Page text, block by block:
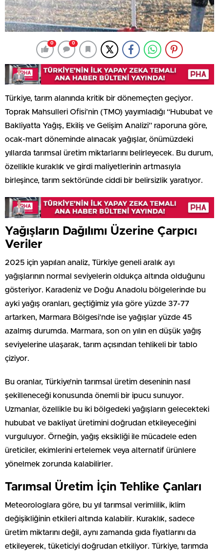
0 0
Türkiye, tarım alanında kritik bir dönemeçten geçiyor.
Toprak Mahsulleri Ofisi’nin (TMO) yayımladığı “Hububat ve
Bakliyatta Yağış, Ekiliş ve Gelişim Analizi” raporuna göre,
ocak-mart döneminde alınacak yağışlar, önümüzdeki
yıllarda tarımsal üretim miktarlarını belirleyecek. Bu durum,
özellikle kuraklık ve girdi maliyetlerinin artmasıyla
birleşince, tarım sektöründe ciddi bir belirsizlik yaratıyor.
Yağışların Dağılımı Üzerine Çarpıcı
Veriler
2025 için yapılan analiz, Türkiye geneli aralık ayı
yağışlarının normal seviyelerin oldukça altında olduğunu
gösteriyor. Karadeniz ve Doğu Anadolu bölgelerinde bu
ayki yağış oranları, geçtiğimiz yıla göre yüzde 37-77
artarken, Marmara Bölgesi’nde ise yağışlar yüzde 45
azalmış durumda. Marmara, son on yılın en düşük yağış
seviyelerine ulaşarak, tarım açısından tehlikeli bir tablo
çiziyor.
Bu oranlar, Türkiye’nin tarımsal üretim deseninin nasıl
şekilleneceği konusunda önemli bir ipucu sunuyor.
Uzmanlar, özellikle bu iki bölgedeki yağışların gelecekteki
hububat ve bakliyat üretimini doğrudan etkileyeceğini
vurguluyor. Örneğin, yağış eksikliği ile mücadele eden
üreticiler, ekimlerini ertelemek veya alternatif ürünlere
yönelmek zorunda kalabilirler.
Tarımsal Üretim İçin Tehlike Çanları
Meteorologlara göre, bu yıl tarımsal verimlilik, iklim
değişikliğinin etkileri altında kalabilir. Kuraklık, sadece
üretim miktarını değil, aynı zamanda gıda fiyatlarını da
etkileyerek, tüketiciyi doğrudan etkiliyor. Türkiye, tarımda